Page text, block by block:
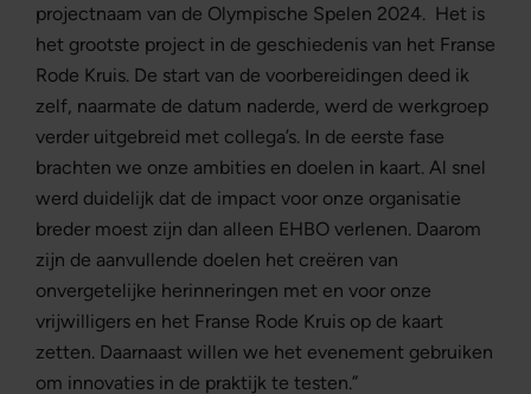
projectnaam van de Olympische Spelen 2024. Het is
het grootste project in de geschiedenis van het Franse
Rode Kruis. De start van de voorbereidingen deed ik
zelf, naarmate de datum naderde, werd de werkgroep
verder uitgebreid met collega’s. In de eerste fase
brachten we onze ambities en doelen in kaart. Al snel
werd duidelijk dat de impact voor onze organisatie
breder moest zijn dan alleen EHBO verlenen. Daarom
zijn de aanvullende doelen het creëren van
onvergetelijke herinneringen met en voor onze
vrijwilligers en het Franse Rode Kruis op de kaart
zetten. Daarnaast willen we het evenement gebruiken
om innovaties in de praktijk te testen.”